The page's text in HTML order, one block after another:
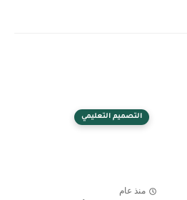
التصميم التعليمي
منذ عام